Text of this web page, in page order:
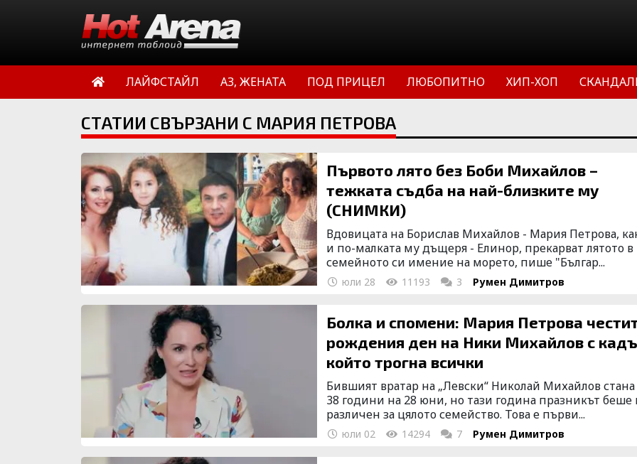
ЛАЙФСТАЙЛ АЗ, ЖЕНАТА ПОД ПРИЦЕЛ ЛЮБОПИТНО ХИП-ХОП
СТАТИИ СВЪРЗАНИ С МАРИЯ ПЕТРОВА
Първото лято без Боби Михайлов –
тежката съдба на най-близките му
(СНИМКИ)
Вдовицата на Борислав Михайлов - Мария Петрова,
и по-малката му дъщеря - Елинор, прекарват лятото в
семейното си имение на морето, пише "Българ...
юли 28 11193 3 Румен Димитров
Болка и спомени: Мария Петрова
рождения ден на Ники Михайлов с
който трогна всички
Бившият вратар на „Левски“ Николай Михайлов
38 години на 28 юни, но тази година празникът беше
различен за цялото семейство. Това е първи...
юли 02 14294 7 Румен Димитров